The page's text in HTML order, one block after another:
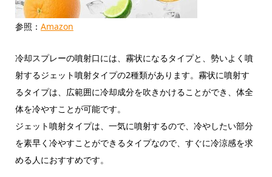
参照： Amazon
冷却スプレーの噴射口には、霧状になるタイプと、勢いよく噴
射するジェット噴射タイプの2種類があります。霧状に噴射す
るタイプは、広範囲に冷却成分を吹きかけることができ、体全
体を冷やすことが可能です。
ジェット噴射タイプは、一気に噴射するので、冷やしたい部分
を素早く冷やすことができるタイプなので、すぐに冷涼感を求
める人におすすめです。